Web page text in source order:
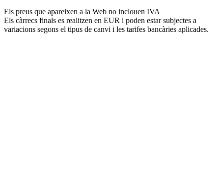
Els preus que apareixen a la Web no inclouen IVA
Els càrrecs finals es realitzen en EUR i poden estar subjectes a
variacions segons el tipus de canvi i les tarifes bancàries aplicades.